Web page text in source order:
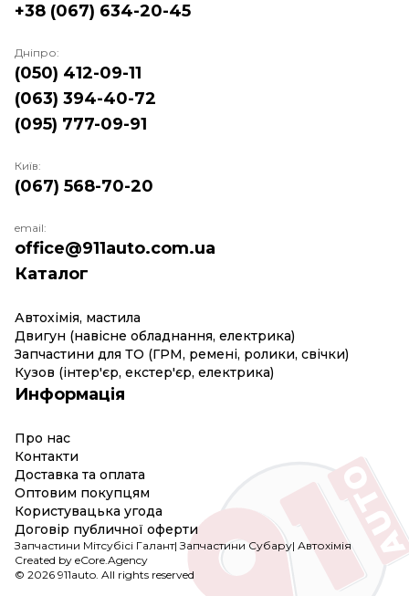
Каталог
Автохімія, мастила
Двигун (навісне обладнання, електрика)
Запчастини для ТО (ГРМ, ремені, ролики, свічки)
Кузов (інтер'єр, екстер'єр, електрика)
Информація
Про нас
Контакти
Доставка та оплата
Оптовим покупцям
Користувацька угода
Договір публичної оферти
+38 (067) 634-20-45
Дніпро:
(050) 412-09-11
(063) 394-40-72
(095) 777-09-91
Київ:
(067) 568-70-20
email:
office@911auto.com.ua
Created by eCore.Agency
Запчастини Мітсубісі Галант|Запчастини Субару| Автохімія
© 2026 911auto. All rights reserved